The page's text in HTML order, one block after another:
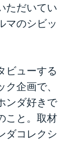
ただいてい
マのシビッ
ビューする
企画で、
ンダ好きで
こと。取材
ダコレクシ